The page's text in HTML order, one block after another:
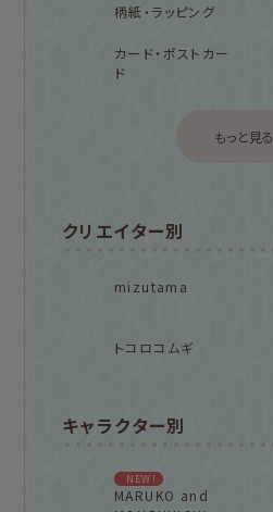
柄紙・ラッピング
カード・ポストカー
ド
もっと見る
クリエイター別
mizutama
トコロコムギ
キャラクター別
NEW!
MARUKO and